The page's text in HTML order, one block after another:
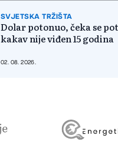
SVJETSKA TRŽIŠTA
Dolar potonuo, čeka se
kakav nije viđen 15 godina
02. 08. 2026.